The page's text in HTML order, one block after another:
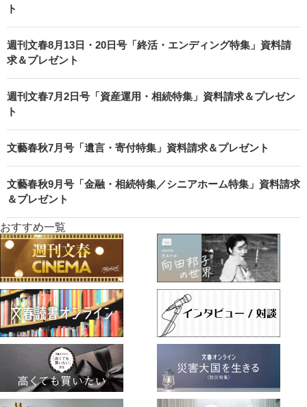
ト
週刊文春8月13日・20日号「終活・エンディング特集」資料請
求＆プレゼント
週刊文春7月2日号「資産運用・相続特集」資料請求＆プレゼン
ト
文藝春秋7月号「遺言・寄付特集」資料請求＆プレゼント
文藝春秋9月号「金融・相続特集／シニアホーム特集」資料請求
＆プレゼント
おすすめ一覧